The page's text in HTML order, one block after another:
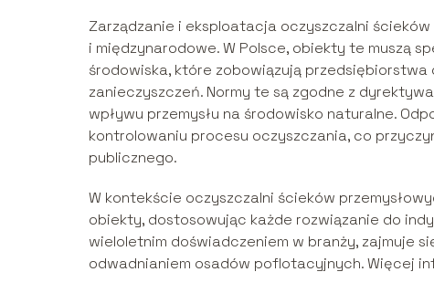
Zarządzanie i eksploatacja oczyszczalni
i międzynarodowe. W Polsce, obiekty te muszą
środowiska, które zobowiązują
zanieczyszczeń. Normy te są zgodne z
wpływu przemysłu na środowisko naturalne.
kontrolowaniu procesu oczyszczania, co
publicznego.
W kontekście oczyszczalni ścieków
obiekty, dostosowując każde rozwiązanie do
wieloletnim doświadczeniem w branży, zajmuje
odwadnianiem osadów poflotacyjnych. Więcej